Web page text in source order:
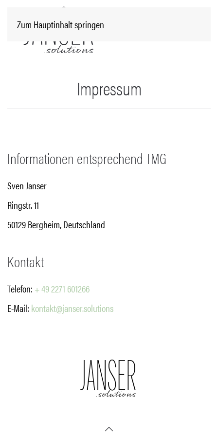
Zum Hauptinhalt springen
Impressum
Informationen entsprechend TMG
Sven Janser
Ringstr. 11
50129 Bergheim, Deutschland
Kontakt
Telefon: + 49 2271 601266
E-Mail: kontakt@janser.solutions